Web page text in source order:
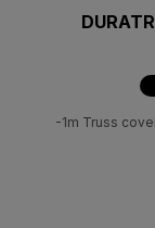
-1m Truss